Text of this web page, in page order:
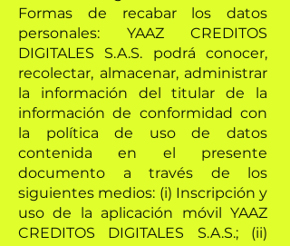
Formas de recabar los datos
personales: YAAZ CREDITOS
DIGITALES S.A.S. podrá conocer,
recolectar, almacenar, administrar
la información del titular de la
información de conformidad con
la política de uso de datos
contenida en el presente
documento a través de los
siguientes medios: (i) Inscripción y
uso de la aplicación móvil YAAZ
CREDITOS DIGITALES S.A.S.; (ii)